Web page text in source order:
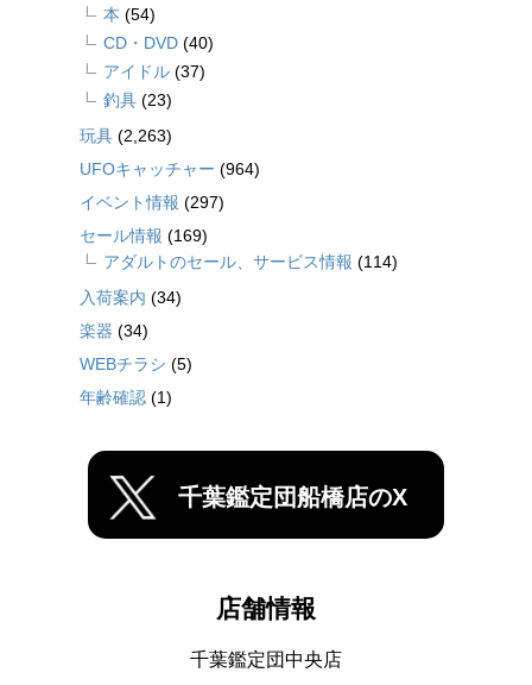
本 (54)
CD・DVD (40)
アイドル (37)
釣具 (23)
玩具 (2,263)
UFOキャッチャー (964)
イベント情報 (297)
セール情報 (169)
アダルトのセール、サービス情報 (114)
入荷案内 (34)
楽器 (34)
WEBチラシ (5)
年齢確認 (1)
千葉鑑定団船橋店のX
店舗情報
千葉鑑定団中央店